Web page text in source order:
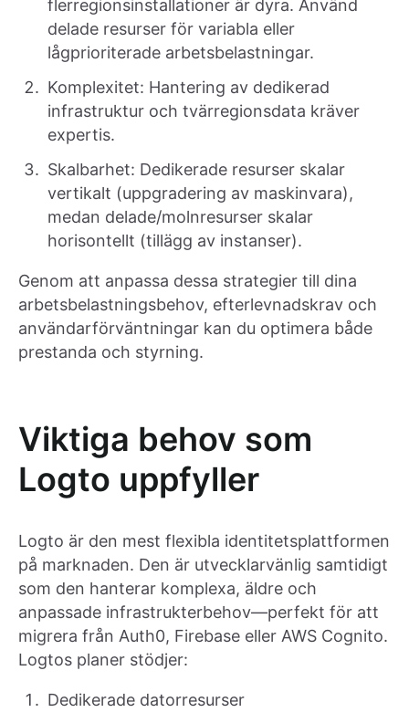
flerregionsinstallationer är dyra. Använd
delade resurser för variabla eller
lågprioriterade arbetsbelastningar.
Komplexitet: Hantering av dedikerad
infrastruktur och tvärregionsdata kräver
expertis.
Skalbarhet: Dedikerade resurser skalar
vertikalt (uppgradering av maskinvara),
medan delade/molnresurser skalar
horisontellt (tillägg av instanser).
Genom att anpassa dessa strategier till dina
arbetsbelastningsbehov, efterlevnadskrav och
användarförväntningar kan du optimera både
prestanda och styrning.
Viktiga behov som
Logto uppfyller
Logto är den mest flexibla identitetsplattformen
på marknaden. Den är utvecklarvänlig samtidigt
som den hanterar komplexa, äldre och
anpassade infrastrukterbehov—perfekt för att
migrera från Auth0, Firebase eller AWS Cognito.
Logtos planer stödjer:
Dedikerade datorresurser